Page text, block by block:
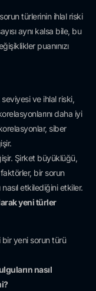
türlerinin ihlal riski
aynı kalsa bile, bu
puanınızı
ve ihlal riski,
daha iyi
siber
Şirket büyüklüğü,
bir sorun
etkilediğini etkiler.
yeni türler
bir yeni sorun türü
nasıl